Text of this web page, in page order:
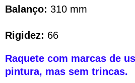
Balanço: 310 mm
Rigidez: 66
Raquete com marcas de
pintura, mas sem trincas.